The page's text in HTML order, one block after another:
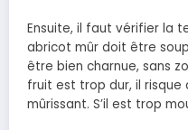
Ensuite, il faut vérifier la
abricot mûr doit être
être bien charnue, sans
fruit est trop dur, il
mûrissant. S’il est trop